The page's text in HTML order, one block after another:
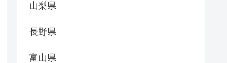
山梨県
長野県
富山県